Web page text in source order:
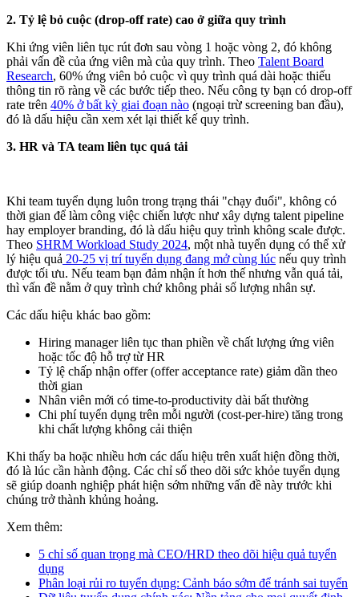
2. Tỷ lệ bỏ cuộc (drop-off rate) cao ở giữa quy trình
Khi ứng viên liên tục rút đơn sau vòng 1 hoặc vòng 2, đó không
phải vấn đề của ứng viên mà của quy trình. Theo Talent Board
Research, 60% ứng viên bỏ cuộc vì quy trình quá dài hoặc thiếu
thông tin rõ ràng về các bước tiếp theo. Nếu công ty bạn có drop-off
rate trên 40% ở bất kỳ giai đoạn nào (ngoại trừ screening ban đầu),
đó là dấu hiệu cần xem xét lại thiết kế quy trình.
3. HR và TA team liên tục quá tải
Khi team tuyển dụng luôn trong trạng thái "chạy đuổi", không có
thời gian để làm công việc chiến lược như xây dựng talent pipeline
hay employer branding, đó là dấu hiệu quy trình không scale được.
Theo SHRM Workload Study 2024, một nhà tuyển dụng có thể xử
lý hiệu quả 20-25 vị trí tuyển dụng đang mở cùng lúc nếu quy trình
được tối ưu. Nếu team bạn đảm nhận ít hơn thế nhưng vẫn quá tải,
thì vấn đề nằm ở quy trình chứ không phải số lượng nhân sự.
Các dấu hiệu khác bao gồm:
Hiring manager liên tục than phiền về chất lượng ứng viên
hoặc tốc độ hỗ trợ từ HR
Tỷ lệ chấp nhận offer (offer acceptance rate) giảm dần theo
thời gian
Nhân viên mới có time-to-productivity dài bất thường
Chi phí tuyển dụng trên mỗi người (cost-per-hire) tăng trong
khi chất lượng không cải thiện
Khi thấy ba hoặc nhiều hơn các dấu hiệu trên xuất hiện đồng thời,
đó là lúc cần hành động. Các chỉ số theo dõi sức khỏe tuyển dụng
sẽ giúp doanh nghiệp phát hiện sớm những vấn đề này trước khi
chúng trở thành khủng hoảng.
Xem thêm:
5 chỉ số quan trọng mà CEO/HRD theo dõi hiệu quả tuyển
dụng
Phân loại rủi ro tuyển dụng: Cảnh báo sớm để tránh sai tuyển